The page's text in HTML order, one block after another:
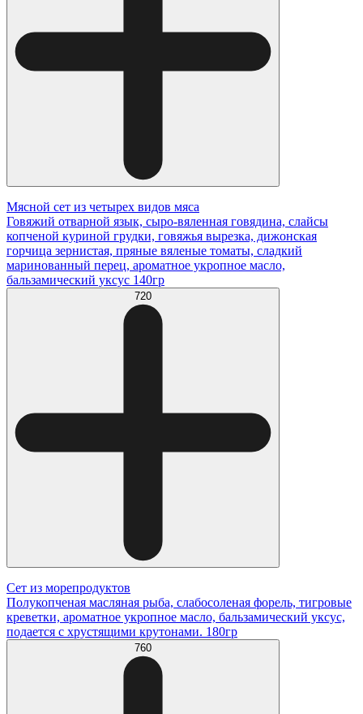
Мясной сет из четырех видов мяса
Говяжий отварной язык, сыро-вяленная говядина, слайсы
копченой куриной грудки, говяжья вырезка, дижонская
горчица зернистая, пряные вяленые томаты, сладкий
маринованный перец, ароматное укропное масло,
бальзамический уксус 140гр
720
Сет из морепродуктов
Полукопченая масляная рыба, слабосоленая форель, тигровые
креветки, ароматное укропное масло, бальзамический уксус,
подается с хрустящими крутонами. 180гр
760